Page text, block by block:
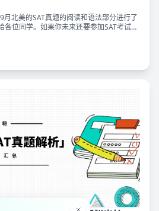
月北美的SAT真题的阅读和语法部分进行了
位同学。如果你未来还要参加SAT考试，
。 同时我们准备好了2020年9月北美SAT